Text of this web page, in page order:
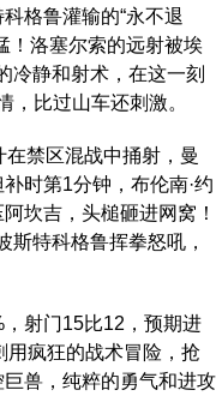
格鲁灌输的“永不退
！洛塞尔索的远射被埃
冷静和射术，在这一刻
，比过山车还刺激。
禁区混战中捅射，曼
时第1分钟，布伦南·约
坎吉，头槌砸进网窝！
斯特科格鲁挥拳怒吼，
射门15比12，预期进
用疯狂的战术冒险，抢
兽，纯粹的勇气和进攻